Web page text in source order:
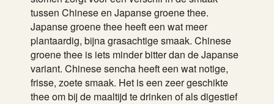
tussen Chinese en Japanse groene thee.
Japanse groene thee heeft een wat meer
plantaardig, bijna grasachtige smaak. Chinese
groene thee is iets minder bitter dan de Japanse
variant. Chinese sencha heeft een wat notige,
frisse, zoete smaak. Het is een zeer geschikte
thee om bij de maaltijd te drinken of als digestief